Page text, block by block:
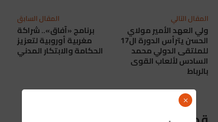
المقال السابق
برنامج «آفاق».. شراكة
مغربية أوروبية لتعزيز
الحكامة والابتكار المدني
المقال التالي
ولي العهد الأمير مولاي
الحسن يترأس الدورة ال17
للملتقى الدولي محمد
السادس لألعاب القوى
بالرباط
×